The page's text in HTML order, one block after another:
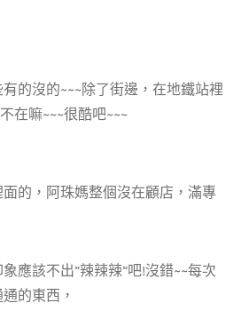
的沒的~~~除了街邊，在地鐵站裡
在嘛~~~很酷吧~~~
的，阿珠媽整個沒在顧店，滿專
應該不出”辣辣辣”吧!沒錯~~每次
的東西，